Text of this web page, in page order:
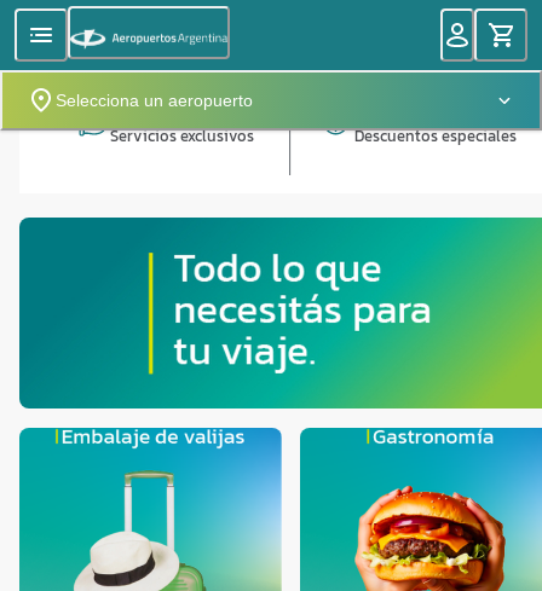
Selecciona un aeropuerto
Servicios exclusivos Descuentos especiales